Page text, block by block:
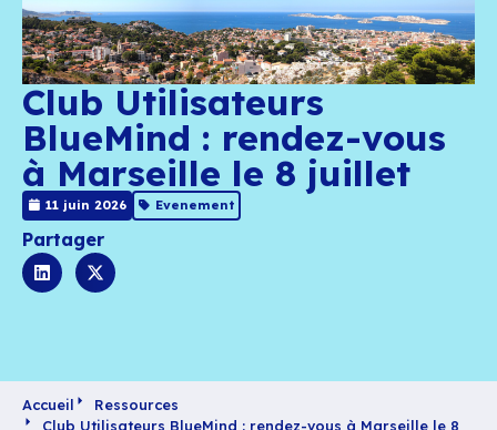
Club Utilisateurs
BlueMind : rendez-
à Marseille le 8
Partager